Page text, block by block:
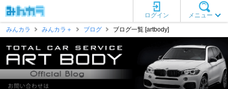
メニュー
ログイン
みんカラ
みんカラ＋ ブログ ブログ一覧 [artbody]